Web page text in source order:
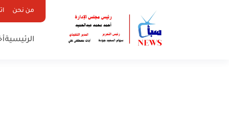
من نحن
الرئيسية